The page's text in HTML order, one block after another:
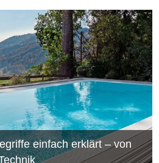
einfach erklärt – von